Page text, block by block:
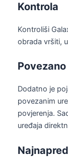
Kontrola
Kontroliši
obrada vršiti,
Dodatno je
povezanim
povjerenja.
uređaja